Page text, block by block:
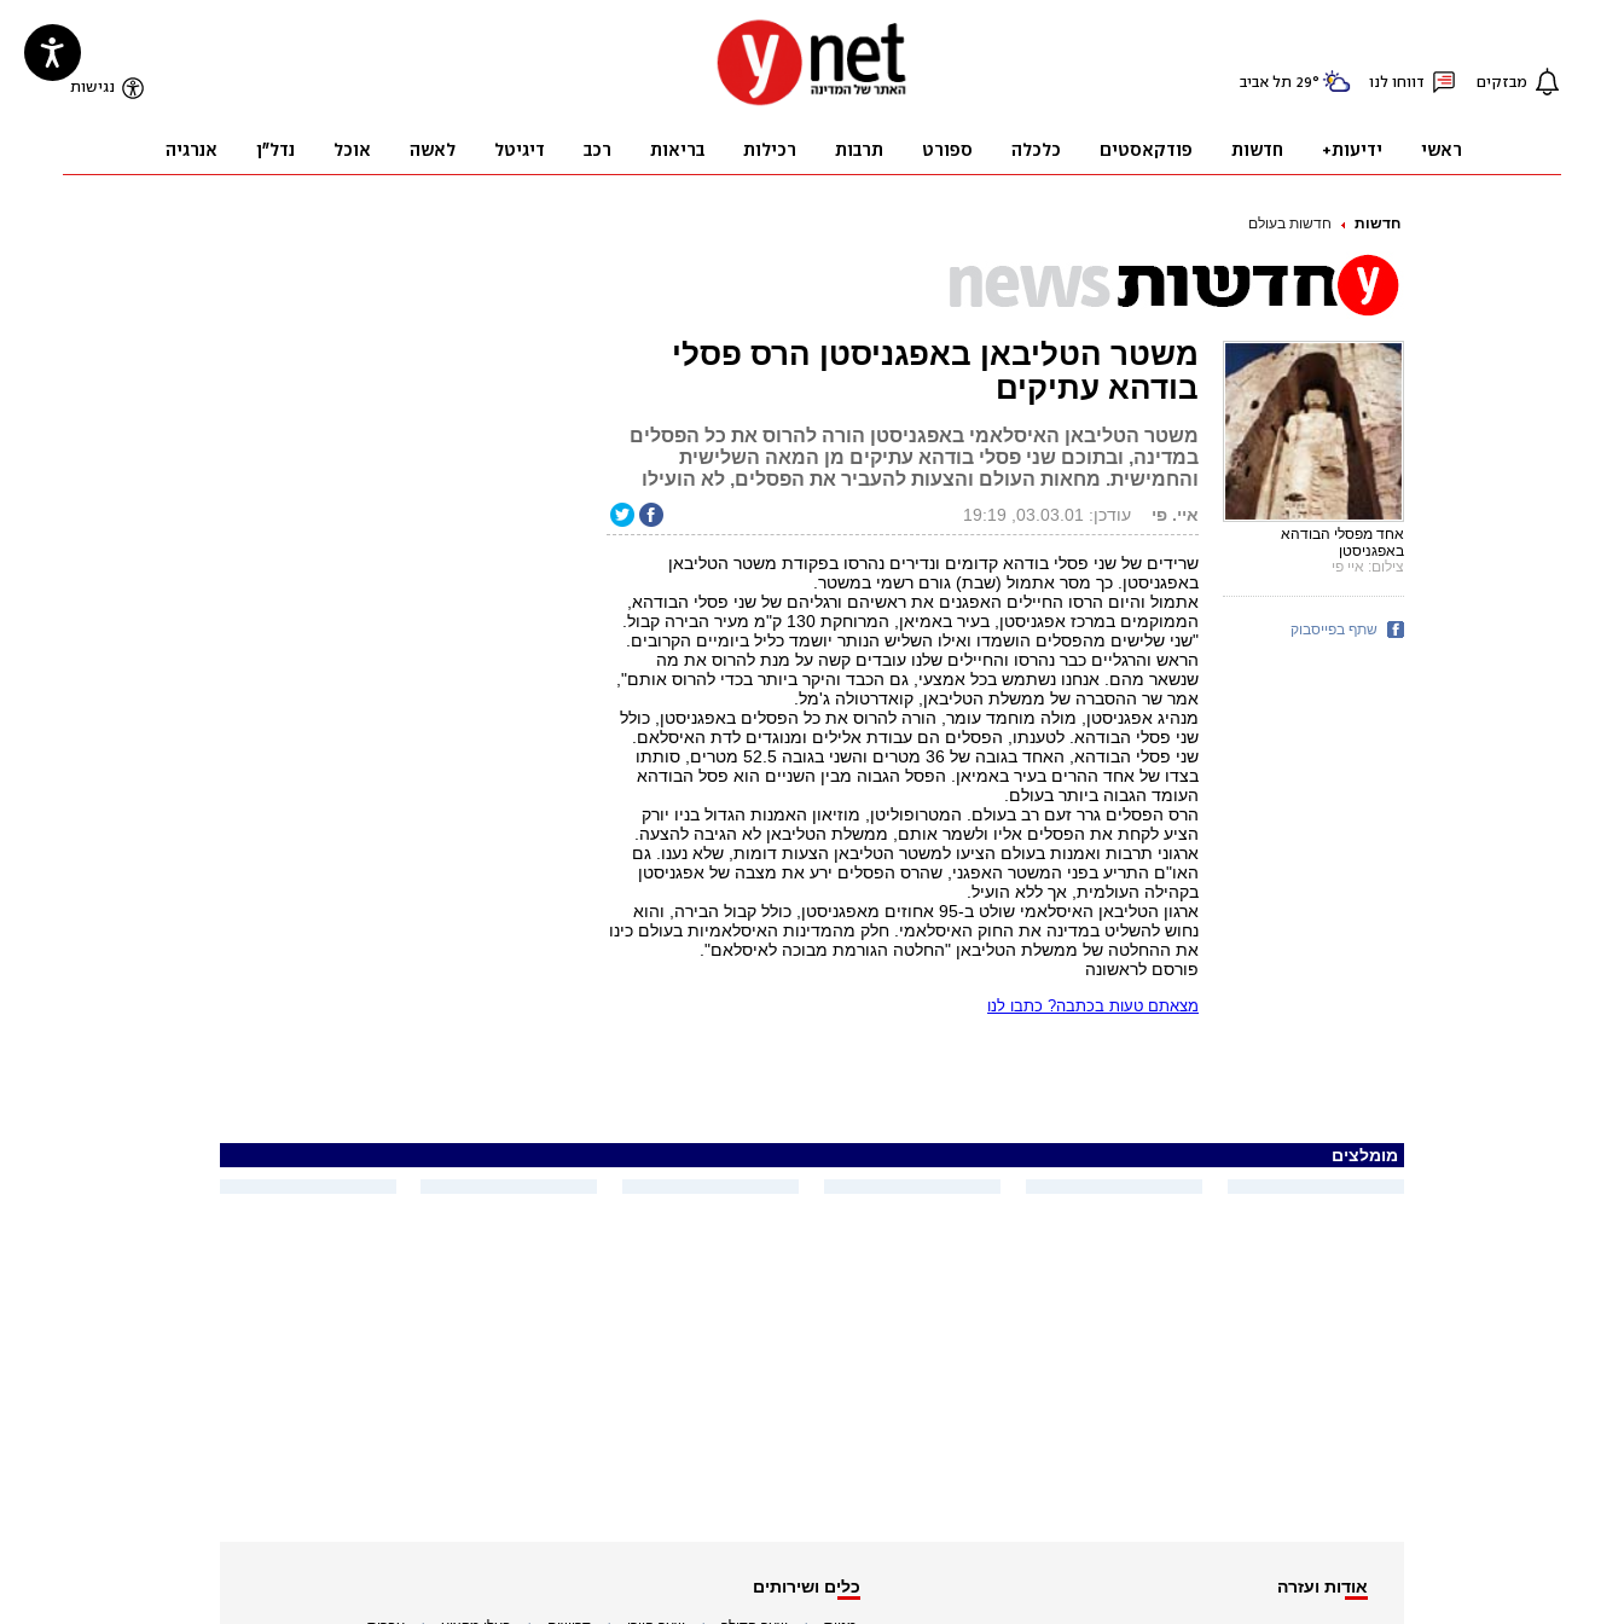
חדשות חדשות בעולם
משטר הטליבאן באפגניסטן הרס פסלי
בודהא עתיקים
משטר הטליבאן האיסלאמי באפגניסטן הורה להרוס את כל הפסלים
במדינה, ובתוכם שני פסלי בודהא עתיקים מן המאה השלישית
והחמישית. מחאות העולם והצעות להעביר את הפסלים, לא הועילו
איי. פי עודכן: 03.03.01, 19:19
שרידים של שני פסלי בודהא קדומים ונדירים נהרסו בפקודת משטר הטליבאן
באפגניסטן. כך מסר אתמול (שבת) גורם רשמי במשטר.
אתמול והיום הרסו החיילים האפגנים את ראשיהם ורגליהם של שני פסלי הבודהא,
הממוקמים במרכז אפגניסטן, בעיר באמיאן, המרוחקת 130 ק"מ מעיר הבירה קבול.
"שני שלישים מהפסלים הושמדו ואילו השליש הנותר יושמד כליל ביומיים הקרובים.
הראש והרגליים כבר נהרסו והחיילים שלנו עובדים קשה על מנת להרוס את מה
שנשאר מהם. אנחנו נשתמש בכל אמצעי, גם הכבד והיקר ביותר בכדי להרוס אותם",
אמר שר ההסברה של ממשלת הטליבאן, קואדרטולה ג'מל.
מנהיג אפגניסטן, מולה מוחמד עומר, הורה להרוס את כל הפסלים באפגניסטן, כולל
שני פסלי הבודהא. לטענתו, הפסלים הם עבודת אלילים ומנוגדים לדת האיסלאם.
שני פסלי הבודהא, האחד בגובה של 36 מטרים והשני בגובה 52.5 מטרים, סותתו
בצדו של אחד ההרים בעיר באמיאן. הפסל הגבוה מבין השניים הוא פסל הבודהא
העומד הגבוה ביותר בעולם.
הרס הפסלים גרר זעם רב בעולם. המטרופוליטן, מוזיאון האמנות הגדול בניו יורק
הציע לקחת את הפסלים אליו ולשמר אותם, ממשלת הטליבאן לא הגיבה להצעה.
ארגוני תרבות ואמנות בעולם הציעו למשטר הטליבאן הצעות דומות, שלא נענו. גם
האו"ם התריע בפני המשטר האפגני, שהרס הפסלים ירע את מצבה של אפגניסטן
בקהילה העולמית, אך ללא הועיל.
ארגון הטליבאן האיסלאמי שולט ב-95 אחוזים מאפגניסטן, כולל קבול הבירה, והוא
נחוש להשליט במדינה את החוק האיסלאמי. חלק מהמדינות האיסלאמיות בעולם כינו
את ההחלטה של ממשלת הטליבאן "החלטה הגורמת מבוכה לאיסלאם".
פורסם לראשונה
מצאתם טעות בכתבה? כתבו לנו
אחד מפסלי הבודהא
באפגניסטן
צילום: איי פי
שתף בפייסבוק
מומלצים
אודות ועזרה כלים ושירותים